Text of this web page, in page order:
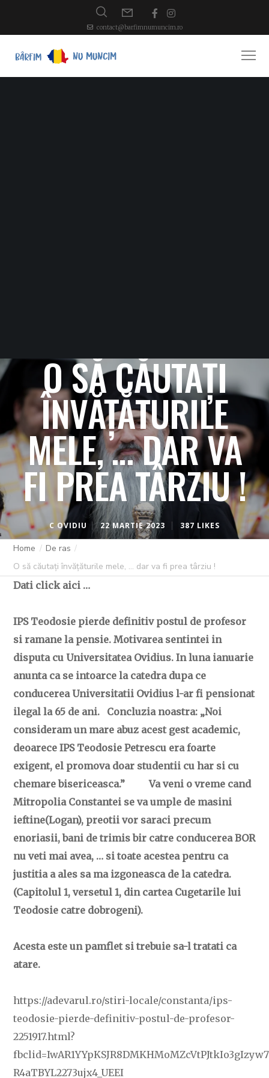
contact@barfimnumuncim.ro
O SĂ CĂUTAȚI
ÎNVĂȚĂTURILE
MELE, … DAR VA
FI PREA TÂRZIU !
C OVIDIU 22 MARTIE 2023 387 LIKES
Home
De ras
O să căutați învățăturile mele, … dar va fi prea târziu !
Dati click aici …
IPS Teodosie pierde definitiv postul de profesor
si ramane la pensie. Motivarea sentintei in
disputa cu Universitatea Ovidius. In luna ianuarie
anunta ca se intoarce la catedra dupa ce
conducerea Universitatii Ovidius l-ar fi pensionat
ilegal la 65 de ani. Concluzia noastra: „Noi
consideram un mare abuz acest gest academic,
deoarece IPS Teodosie Petrescu era foarte
exigent, el promova doar studentii cu har si cu
chemare bisericeasca.” Va veni o vreme cand
Mitropolia Constantei se va umple de masini
ieftine(Logan), preotii vor saraci precum
enoriasii, bani de trimis bir catre conducerea BOR
nu veti mai avea, … si toate acestea pentru ca
justitia a ales sa ma izgoneasca de la catedra.
(Capitolul 1, versetul 1, din cartea Cugetarile lui
Teodosie catre dobrogeni).
Acesta este un pamflet si trebuie sa-l tratati ca
atare.
https://adevarul.ro/stiri-locale/constanta/ips-
teodosie-pierde-definitiv-postul-de-profesor-
2251917.html?
R4aTBYL2273ujx4_UEEI